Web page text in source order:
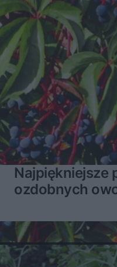
Najpiękniejsze
ozdobnych